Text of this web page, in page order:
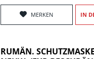
MERKEN IN
RUMÄN.